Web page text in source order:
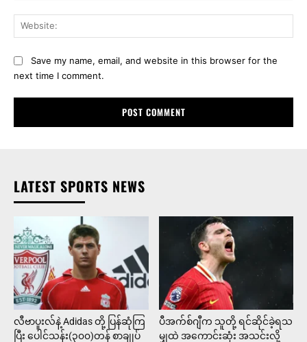
Save my name, email, and website in this browser for the
next time I comment.
LATEST SPORTS NEWS
လီဗာပူးလ်နဲ့ Adidas တို့ ပြန်ဆုံကြ
ပြီး ပေါင်သန်း(၃၀၀)တန် စာချုပ်
ပီအက်စ်ဂျီက သူတို့ ရင်ဆိုင်ခဲ့ရသ
မျှထဲ အကောင်းဆုံး အသင်းလို့